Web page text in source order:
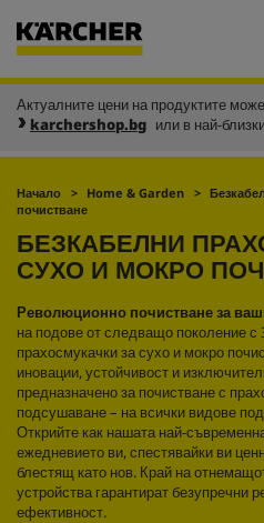
Актуалните цени на продуктите
karchershop.bg или в най-
Начало Home & Garden
почистване
БЕЗКАБЕЛНИ
СУХО И МОКРО
Революционно почистване за
на подове от следващо поколение с
прахосмукачки за сухо и мокро
иновации, устойчивост и
предназначено за почистване с
подсушаване – на всички видове
Открийте как нашата най-
ежедневието ви, спестявайки ви
блестящ като нов. Край на
устройства гарантират безупречни
ефективност.